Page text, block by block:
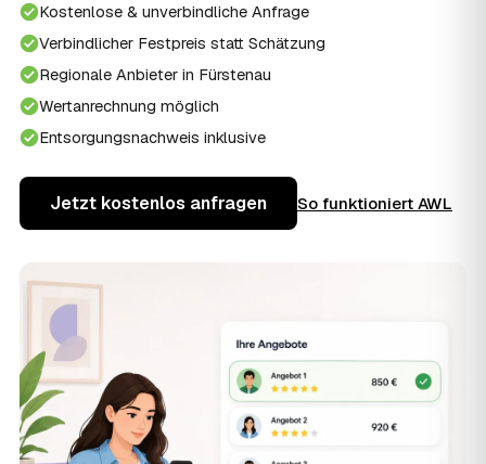
Kostenlose & unverbindliche Anfrage
Verbindlicher Festpreis statt Schätzung
Regionale Anbieter in Fürstenau
Wertanrechnung möglich
Entsorgungsnachweis inklusive
Jetzt kostenlos anfragen So funktioniert AWL